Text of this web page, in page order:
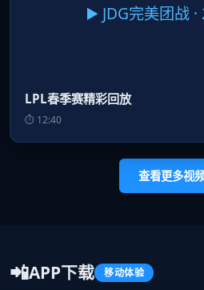
▶️ JDG完美团战 ·
LPL春季赛精彩回放
⏱ 12:40
查看更多视
📲APP下载 移动体验